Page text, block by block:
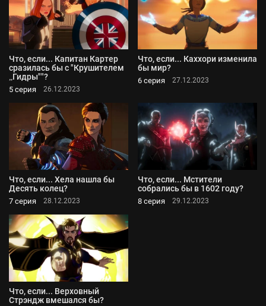
Что, если... Капитан Картер
сразилась бы с "Крушителем
„Гидры""?
5 серия 26.12.2023
Что, если... Каххори изменила
бы мир?
6 серия 27.12.2023
Что, если... Хела нашла бы
Десять колец?
7 серия 28.12.2023
Что, если... Мстители
собрались бы в 1602 году?
8 серия 29.12.2023
Что, если... Верховный
Стрэндж вмешался бы?